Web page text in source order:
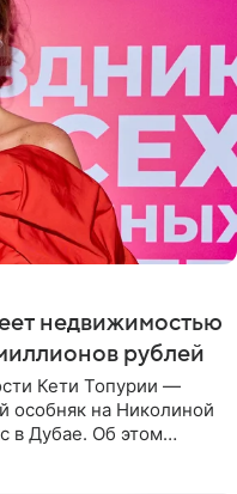
недвижимостью
рублей
Кети Топурии —
особняк на Николиной
в Дубае. Об этом